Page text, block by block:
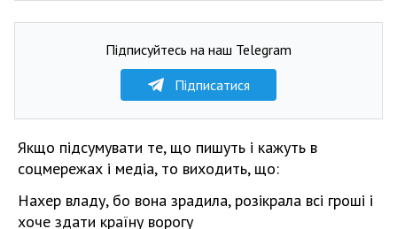
Підписуйтесь на наш Telegram
Підписатися
Якщо підсумувати те, що пишуть і кажуть в
соцмережах і медіа, то виходить, що:
Нахер владу, бо вона зрадила, розікрала всі гроші і
хоче здати країну ворогу